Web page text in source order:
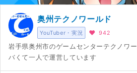
YouTuber・実況
奥州テクノワールド
942
岩手県奥州市のゲームセンターテクノワ
バくて一人で運営しています